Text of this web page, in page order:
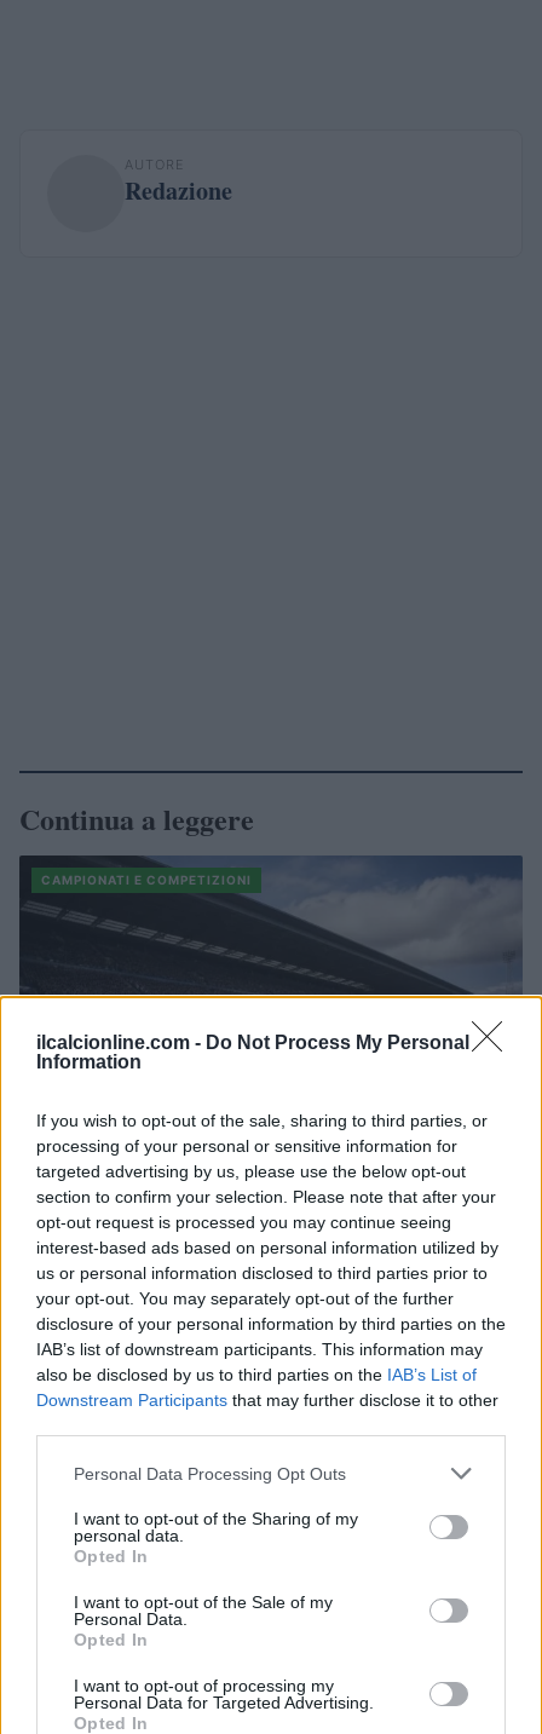
ilcalcionline.com - Do Not Process My Personal
Information
If you wish to opt-out of the sale, sharing to third parties, or
processing of your personal or sensitive information for
targeted advertising by us, please use the below opt-out
section to confirm your selection. Please note that after your
opt-out request is processed you may continue seeing
interest-based ads based on personal information utilized by
us or personal information disclosed to third parties prior to
your opt-out. You may separately opt-out of the further
disclosure of your personal information by third parties on the
IAB’s list of downstream participants. This information may
also be disclosed by us to third parties on the IAB’s List of
Downstream Participants that may further disclose it to other
Please note that this website/app uses one or more Google
not limited to your visit or usage behaviour. You may click to
grant or deny consent to Google and its third-party tags to
use your data for below specified purposes in below Google
consent section.
Personal Data Processing Opt Outs
I want to opt-out of the Sharing of my
personal data.
Opted In
I want to opt-out of the Sale of my
Personal Data.
Opted In
I want to opt-out of processing my
Personal Data for Targeted Advertising.
Opted In
AUTORE
Redazione
Continua a leggere
CAMPIONATI E COMPETIZIONI
Liverpool vs Monaco: la sfida di Victor Munoz e le novità di
mercato
Andrea Conforti · 8 Ago 2026
CAMPIONATI E COMPETIZIONI
Regole e norme del campionato di calciobalilla CSI Bergamo:
tutto ciò che devi sapere
Francesca Lombardi · 8 Ago 2026